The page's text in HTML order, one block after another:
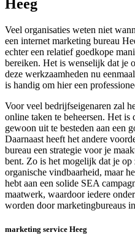
Heeg
Veel organisaties weten niet
een internet marketing bureau
echter een relatief goedkope
bereiken. Het is wenselijk dat je
deze werkzaamheden nu
is handig om hier een
Voor veel bedrijfseigenaren zal
online taken te beheersen. Het
gewoon uit te besteden aan een
Daarnaast heeft het andere
bureau een strategie voor je
bent. Zo is het mogelijk dat je op
organische vindbaarheid, maar
hebt aan een solide SEA
maatwerk, waardoor iedere
worden door marketingbureaus
marketing service Heeg